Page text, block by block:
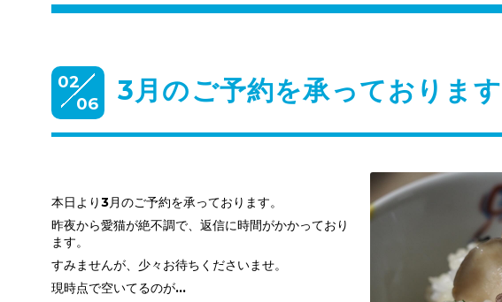
02
06
3月のご予約を承っております
本日より3月のご予約を承っております。
昨夜から愛猫が絶不調で、返信に時間がかかっており
ます。
すみませんが、少々お待ちくださいませ。
現時点で空いてるのが...